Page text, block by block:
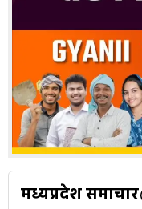
मध्यप्रदेश समाचार